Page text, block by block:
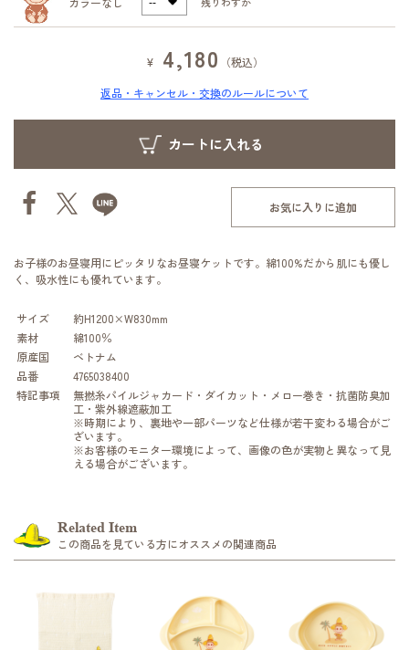
¥ 4,180
（税込）
返品・キャンセル・交換のルールについて
お気に入りに追加
お子様のお昼寝用にピッタリなお昼寝ケットです。綿100%だから肌にも優し
く、吸水性にも優れています。
サイズ
約H1200×W830mm
素材
綿100％
原産国
ベトナム
品番
4765038400
特記事項
無撚糸パイルジャカード・ダイカット・メロー巻き・抗菌防臭加
工・紫外線遮蔽加工
※時期により、裏地や一部パーツなど仕様が若干変わる場合がご
ざいます。
※お客様のモニター環境によって、画像の色が実物と異なって見
える場合がございます。
Related Item
この商品を見ている方にオススメの関連商品